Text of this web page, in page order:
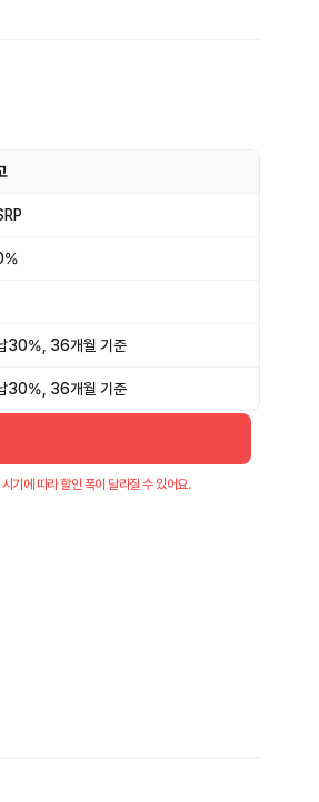
30%, 36개월 기준
30%, 36개월 기준
기에 따라 할인 폭이 달라질 수 있어요.